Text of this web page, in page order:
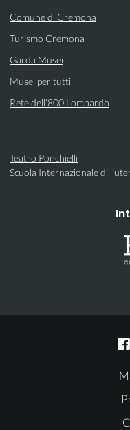
Comune di Cremona
Turismo Cremona
Garda Musei
Musei per tutti
Rete dell'800 Lombardo
Teatro Ponchielli
Scuola Internazionale di